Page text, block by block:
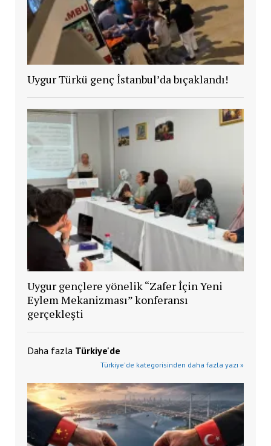
Uygur Türkü genç İstanbul’da bıçaklandı!
Uygur gençlere yönelik “Zafer İçin Yeni
Eylem Mekanizması” konferansı
gerçekleşti
Daha fazla Türkiye'de
Türkiye'de kategorisinden daha fazla yazı »